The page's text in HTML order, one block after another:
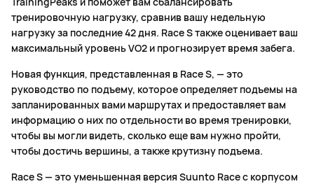
тренировочную нагрузку, сравнив вашу недельную
нагрузку за последние 42 дня. Race S также оценивает ваш
максимальный уровень VO2 и прогнозирует время забега.
Новая функция, представленная в Race S, — это
руководство по подъему, которое определяет подъемы на
запланированных вами маршрутах и предоставляет вам
информацию о них по отдельности во время тренировки,
чтобы вы могли видеть, сколько еще вам нужно пройти,
чтобы достичь вершины, а также крутизну подъема.
Race S — это уменьшенная версия Suunto Race с корпусом